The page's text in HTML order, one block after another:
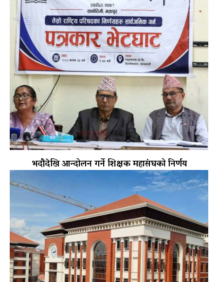
भदौदेखि आन्दोलन गर्ने शिक्षक महासंघको निर्णय